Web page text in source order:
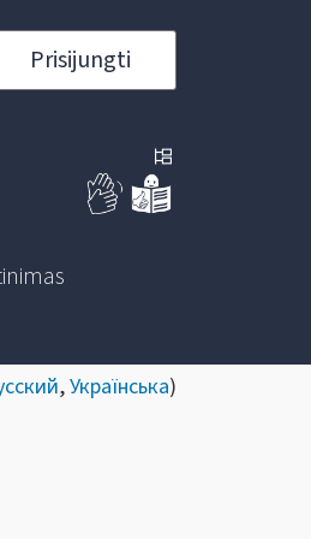
Prisijungti
,Українська)